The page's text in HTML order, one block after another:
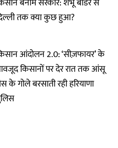
तक क्या कुछ हुआ?
आंदोलन 2.0: ‘सीज़फायर’ के
किसानों पर देर रात तक आंसू
के गोले बरसाती रही हरियाणा